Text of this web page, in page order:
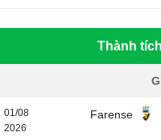
Thành
01/08
2026
Farense